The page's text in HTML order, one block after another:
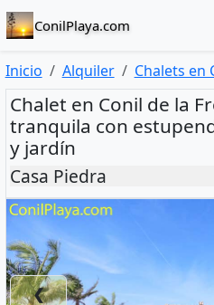
ConilPlaya.com
Inicio Alquiler Chalets en
Chalet en Conil de la
tranquila con
y jardín
Casa Piedra
❮